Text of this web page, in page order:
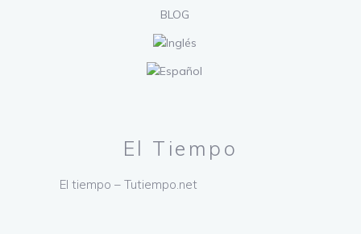
BLOG
El Tiempo
El tiempo – Tutiempo.net